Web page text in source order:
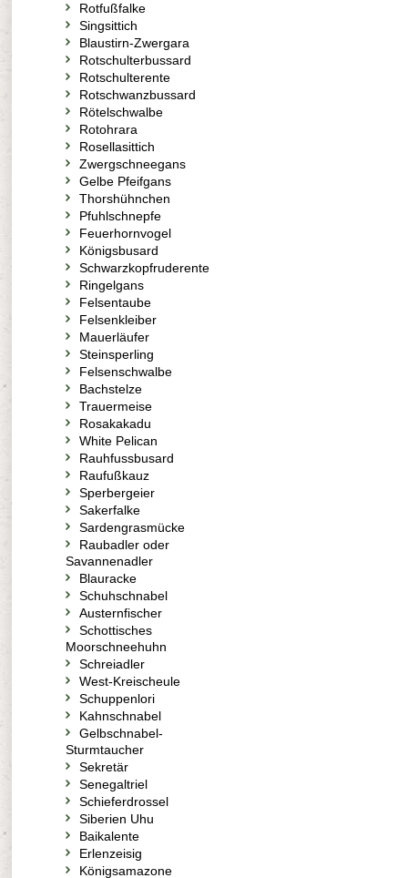
Rotfußfalke
Singsittich
Blaustirn-Zwergara
Rotschulterbussard
Rotschulterente
Rotschwanzbussard
Rötelschwalbe
Rotohrara
Rosellasittich
Zwergschneegans
Gelbe Pfeifgans
Thorshühnchen
Pfuhlschnepfe
Feuerhornvogel
Königsbusard
Schwarzkopfruderente
Ringelgans
Felsentaube
Felsenkleiber
Mauerläufer
Steinsperling
Felsenschwalbe
Bachstelze
Trauermeise
Rosakakadu
White Pelican
Rauhfussbusard
Raufußkauz
Sperbergeier
Sakerfalke
Sardengrasmücke
Raubadler oder
Savannenadler
Blauracke
Schuhschnabel
Austernfischer
Schottisches
Moorschneehuhn
Schreiadler
West-Kreischeule
Schuppenlori
Kahnschnabel
Gelbschnabel-
Sturmtaucher
Sekretär
Senegaltriel
Schieferdrossel
Siberien Uhu
Baikalente
Erlenzeisig
Königsamazone